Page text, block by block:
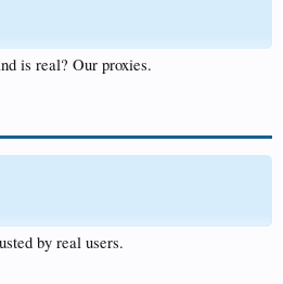
is real? Our proxies.
by real users.